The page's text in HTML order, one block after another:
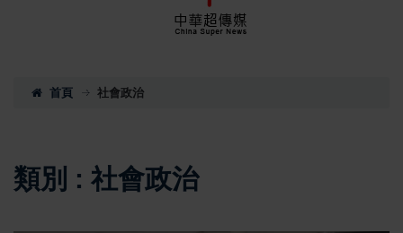
首頁 社會政治
類別 : 社會政治